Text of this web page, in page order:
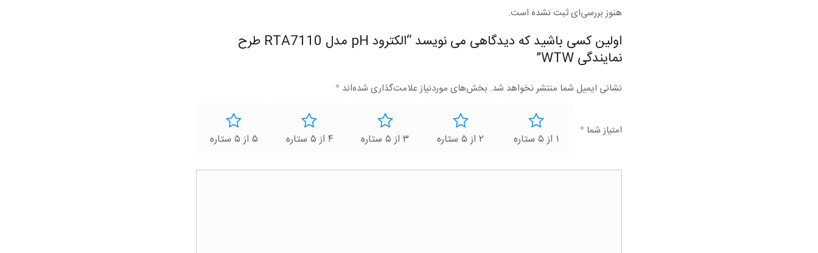
هنوز بررسی‌ای ثبت نشده است.
اولین کسی باشید که دیدگاهی می نویسد “الکترود pH مدل RTA7110 طرح
نمایندگی WTW”
نشانی ایمیل شما منتشر نخواهد شد. بخش‌های موردنیاز علامت‌گذاری شده‌اند *
امتیاز شما *
۱ از ۵ ستاره ۲ از ۵ ستاره ۳ از ۵ ستاره ۴ از ۵ ستاره ۵ از ۵ ستاره